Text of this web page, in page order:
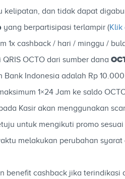
kelipatan, dan tidak dapat
yang berpartisipasi terlampir (Klik
1x cashback / hari / minggu /
OCTO dari sumber dana
Bank Indonesia adalah Rp
1×24 Jam ke saldo
Kasir akan menggunakan
untuk mengikuti promo
melakukan perubahan
benefit cashback jika